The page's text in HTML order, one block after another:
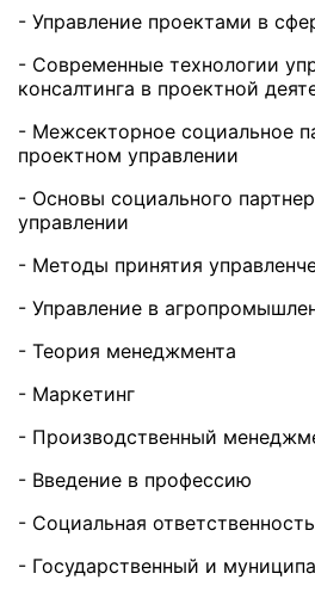
- Управление проектами в
- Современные технологии
консалтинга в проектной
- Межсекторное социальное
проектном управлении
- Основы социального
управлении
- Методы принятия
- Управление в
- Теория менеджмента
- Маркетинг
- Производственный
- Введение в профессию
- Социальная
- Государственный и